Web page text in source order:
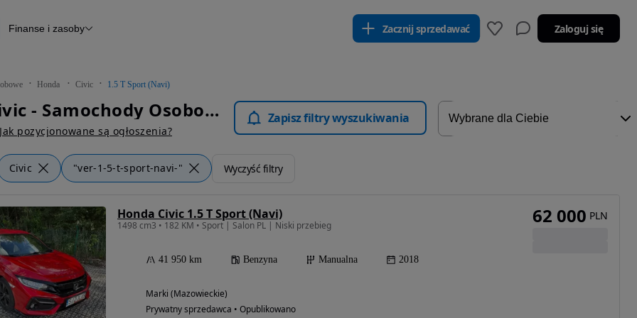
Raport z inspekcji
Otomoto News
Finanse i zasoby Zacznij sprzedawać Zaloguj się
Honda Civic 1.5 T Sport (Navi)
Honda Civic - Samochody Osobowe
Jak pozycjonowane są ogłoszenia?
Zapisz filtry wyszukiwania
Civic "ver-1-5-t-sport-navi-" Wyczyść filtry
Honda Civic 1.5 T Sport (Navi)
1498 cm3 • 182 KM • Sport | Salon PL | Niski przebieg
41 950 km Benzyna Manualna 2018
Marki (Mazowieckie)
Prywatny sprzedawca • Opublikowano
62 000 PLN